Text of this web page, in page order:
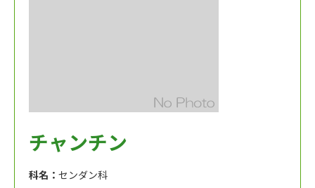
チャンチン
科名： センダン科